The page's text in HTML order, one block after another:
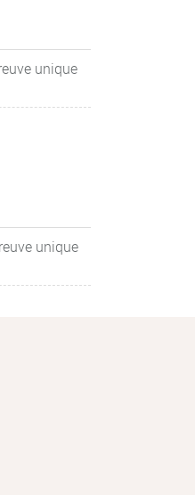
unique
unique